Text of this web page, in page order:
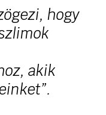
hogy
akik